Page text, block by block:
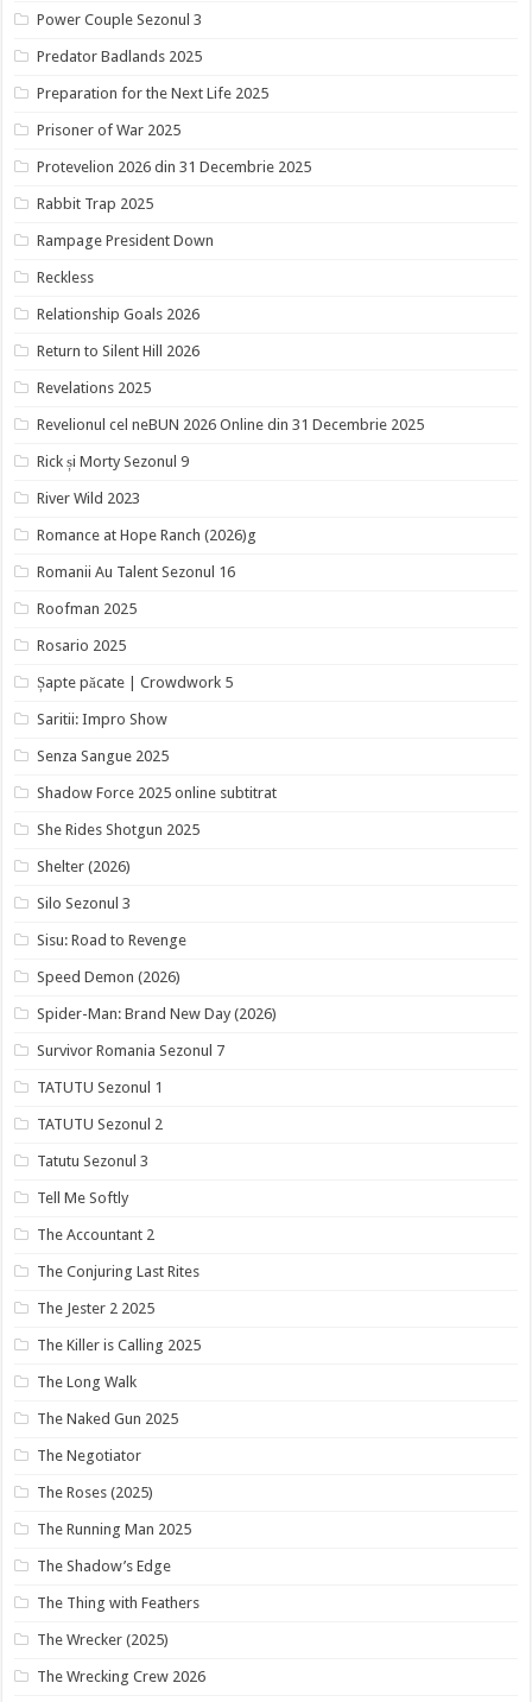
Power Couple Sezonul 3
Predator Badlands 2025
Preparation for the Next Life 2025
Prisoner of War 2025
Protevelion 2026 din 31 Decembrie 2025
Rabbit Trap 2025
Rampage President Down
Reckless
Relationship Goals 2026
Return to Silent Hill 2026
Revelations 2025
Revelionul cel neBUN 2026 Online din 31 Decembrie 2025
Rick și Morty Sezonul 9
River Wild 2023
Romance at Hope Ranch (2026)g
Romanii Au Talent Sezonul 16
Roofman 2025
Rosario 2025
Șapte păcate | Crowdwork 5
Saritii: Impro Show
Senza Sangue 2025
Shadow Force 2025 online subtitrat
She Rides Shotgun 2025
Shelter (2026)
Silo Sezonul 3
Sisu: Road to Revenge
Speed Demon (2026)
Spider-Man: Brand New Day (2026)
Survivor Romania Sezonul 7
TATUTU Sezonul 1
TATUTU Sezonul 2
Tatutu Sezonul 3
Tell Me Softly
The Accountant 2
The Conjuring Last Rites
The Jester 2 2025
The Killer is Calling 2025
The Long Walk
The Naked Gun 2025
The Negotiator
The Roses (2025)
The Running Man 2025
The Shadow’s Edge
The Thing with Feathers
The Wrecker (2025)
The Wrecking Crew 2026